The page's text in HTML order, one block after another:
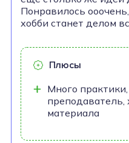
Понравилось
хобби станет делом
Плюсы
Много
преподаватель,
материала